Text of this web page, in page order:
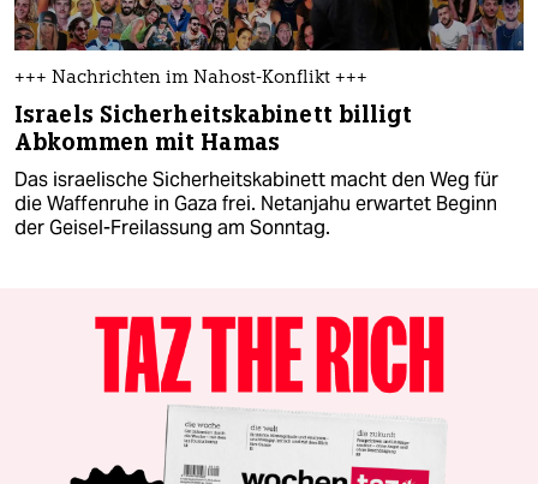
+++ Nachrichten im Nahost-Konflikt +++
Israels Sicherheitskabinett billigt
Abkommen mit Hamas
Das israelische Sicherheitskabinett macht den Weg für
die Waffenruhe in Gaza frei. Netanjahu erwartet Beginn
der Geisel-Freilassung am Sonntag.